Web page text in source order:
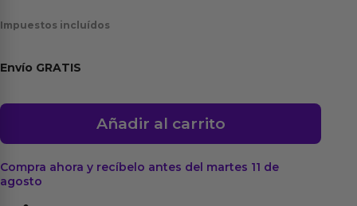
Impuestos incluídos
Envío GRATIS
Dildo
con
Añadir al carrito
Compra ahora y recíbelo antes del martes 11 de
agosto